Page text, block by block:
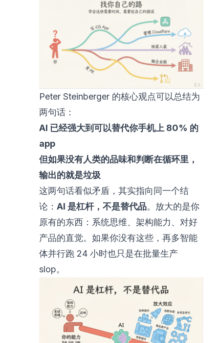
Peter Steinberger 的核心观点可以总结为
两句话：
AI 已经强大到可以替代你手机上 80% 的
app
但如果没有人类的品味和判断在循环里，
输出的就是垃圾
这两句话看似矛盾，其实指向同一个结
论： AI 是杠杆，不是替代品。放大的是你
原有的东西：系统思维、架构能力、对好
产品的直觉。如果你没有这些，再多智能
体并行跑 24 小时也只是在批量生产
slop。